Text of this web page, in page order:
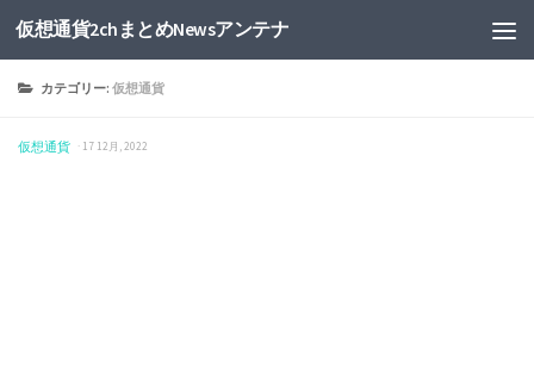
仮想通貨2chまとめNewsアンテナ
カテゴリー:仮想通貨
仮想通貨 · 17 12月, 2022